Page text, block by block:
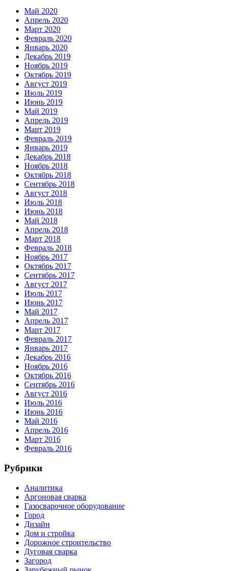
Май 2020
Апрель 2020
Март 2020
Февраль 2020
Январь 2020
Декабрь 2019
Ноябрь 2019
Октябрь 2019
Август 2019
Июль 2019
Июнь 2019
Май 2019
Апрель 2019
Март 2019
Февраль 2019
Январь 2019
Декабрь 2018
Ноябрь 2018
Октябрь 2018
Сентябрь 2018
Август 2018
Июль 2018
Июнь 2018
Май 2018
Апрель 2018
Март 2018
Февраль 2018
Ноябрь 2017
Октябрь 2017
Сентябрь 2017
Август 2017
Июль 2017
Июнь 2017
Май 2017
Апрель 2017
Март 2017
Февраль 2017
Январь 2017
Декабрь 2016
Ноябрь 2016
Октябрь 2016
Сентябрь 2016
Август 2016
Июль 2016
Июнь 2016
Май 2016
Апрель 2016
Март 2016
Февраль 2016
Рубрики
Аналитика
Аргоновая сварка
Газосварочное оборудование
Город
Дизайн
Дом и стройка
Дорожное строительство
Дуговая сварка
Загород